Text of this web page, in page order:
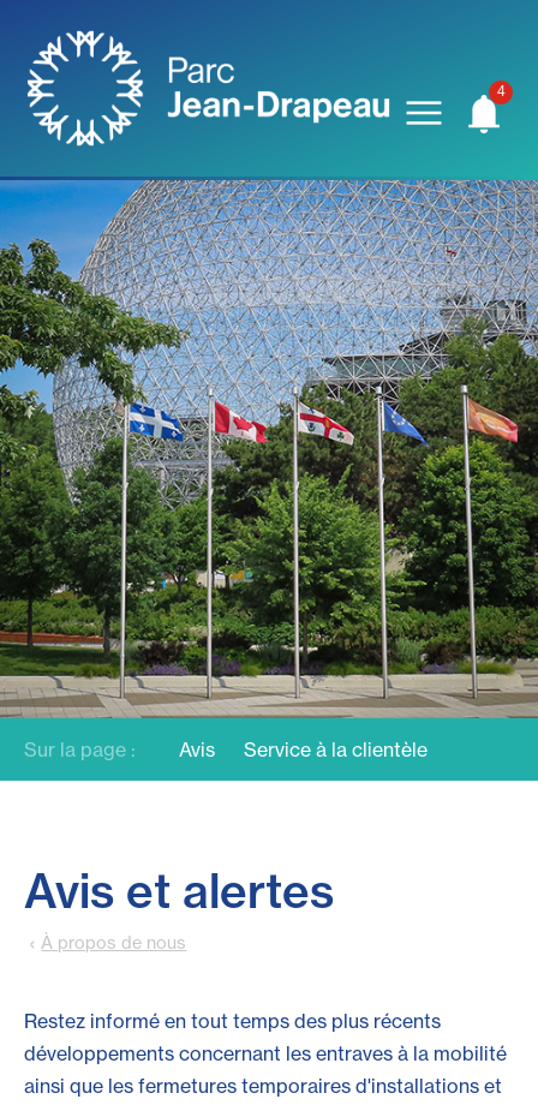
Sur la page : Avis Service à la clientèle
Avis et alertes
À propos de nous
Restez informé en tout temps des plus récents
développements concernant les entraves à la mobilité
ainsi que les fermetures temporaires d'installations et